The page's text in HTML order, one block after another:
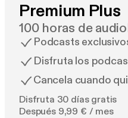
Premium Plus
100 horas de
Podcasts
Disfruta los
Cancela cuando
Disfruta 30 días gratis
Después 9,99 € / mes